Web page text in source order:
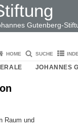
Gutenberg-
HOME SUCHE
JOHANNES
Raum und